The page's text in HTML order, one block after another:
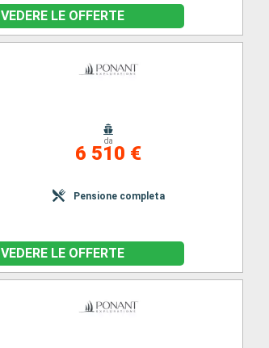
VEDERE LE OFFERTE
da
6 510 €
Pensione completa
VEDERE LE OFFERTE